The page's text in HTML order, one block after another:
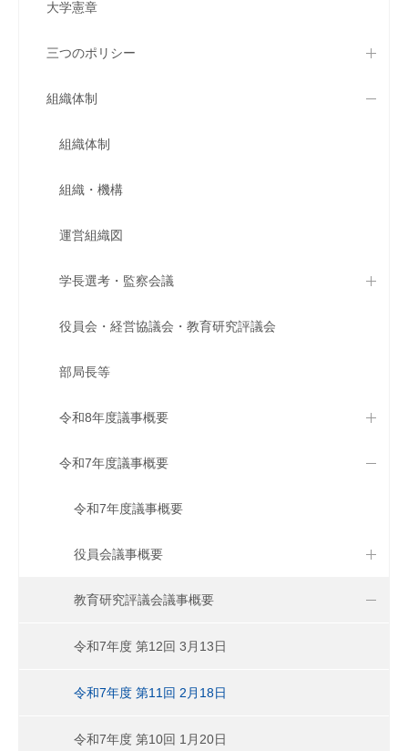
大学憲章
三つのポリシー
組織体制
組織体制
組織・機構
運営組織図
学長選考・監察会議
役員会・経営協議会・教育研究評議会
部局長等
令和8年度議事概要
令和7年度議事概要
令和7年度議事概要
役員会議事概要
教育研究評議会議事概要
令和7年度 第12回 3月13日
令和7年度 第11回 2月18日
令和7年度 第10回 1月20日